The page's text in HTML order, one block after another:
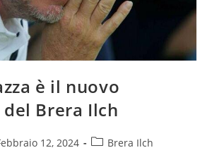
è il nuovo
Brera Ilch
12, 2024 Brera Ilch